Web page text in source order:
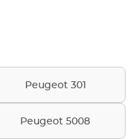
Peugeot 301
Peugeot 5008